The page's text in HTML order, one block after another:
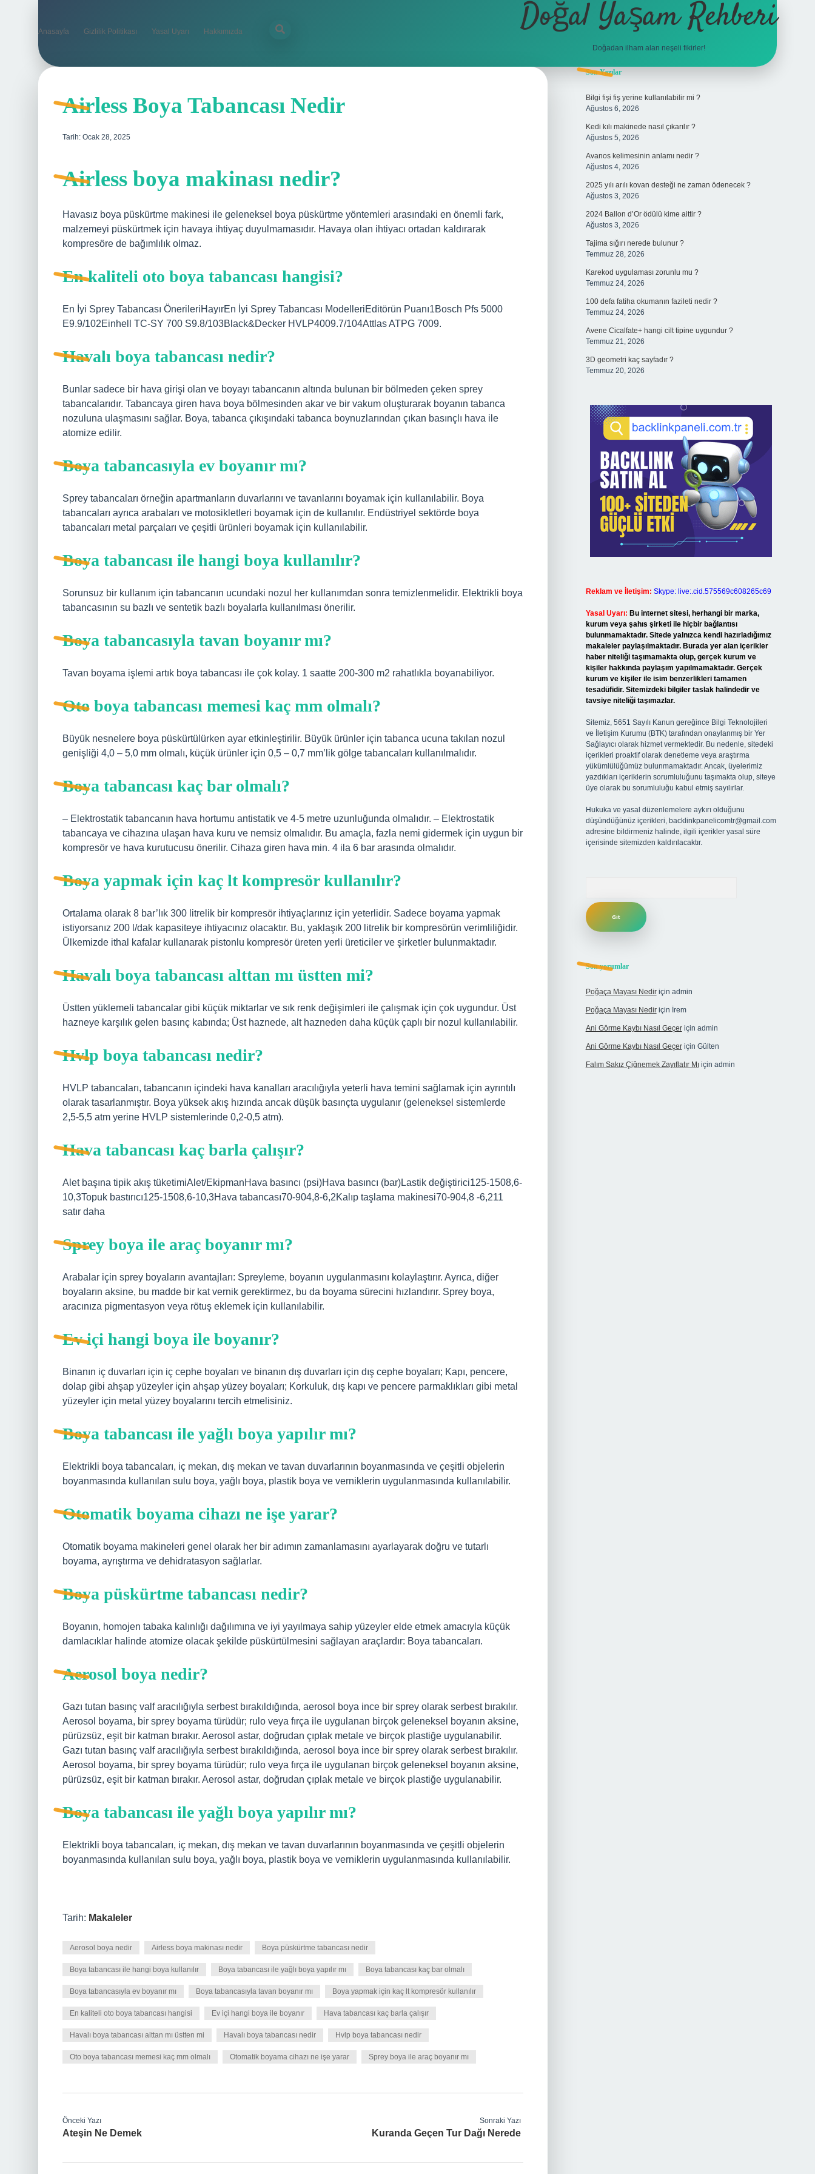
Anasayfa Gizlilik Politikası Yasal Uyarı Hakkımızda Doğal Yaşam Rehberi
Doğadan ilham alan neşeli fikirler!
Airless Boya Tabancası Nedir
Tarih: Ocak 28, 2025
Airless boya makinası nedir?
Havasız boya püskürtme makinesi ile geleneksel boya püskürtme yöntemleri arasındaki en önemli fark,
malzemeyi püskürtmek için havaya ihtiyaç duyulmamasıdır. Havaya olan ihtiyacı ortadan kaldırarak
kompresöre de bağımlılık olmaz.
En kaliteli oto boya tabancası hangisi?
En İyi Sprey Tabancası ÖnerileriHayırEn İyi Sprey Tabancası ModelleriEditörün Puanı1Bosch Pfs 5000
E9.9/102Einhell TC-SY 700 S9.8/103Black&Decker HVLP4009.7/104Attlas ATPG 7009.
Havalı boya tabancası nedir?
Bunlar sadece bir hava girişi olan ve boyayı tabancanın altında bulunan bir bölmeden çeken sprey
tabancalarıdır. Tabancaya giren hava boya bölmesinden akar ve bir vakum oluşturarak boyanın tabanca
nozuluna ulaşmasını sağlar. Boya, tabanca çıkışındaki tabanca boynuzlarından çıkan basınçlı hava ile
atomize edilir.
Boya tabancasıyla ev boyanır mı?
Sprey tabancaları örneğin apartmanların duvarlarını ve tavanlarını boyamak için kullanılabilir. Boya
tabancaları ayrıca arabaları ve motosikletleri boyamak için de kullanılır. Endüstriyel sektörde boya
tabancaları metal parçaları ve çeşitli ürünleri boyamak için kullanılabilir.
Boya tabancası ile hangi boya kullanılır?
Sorunsuz bir kullanım için tabancanın ucundaki nozul her kullanımdan sonra temizlenmelidir. Elektrikli boya
tabancasının su bazlı ve sentetik bazlı boyalarla kullanılması önerilir.
Boya tabancasıyla tavan boyanır mı?
Tavan boyama işlemi artık boya tabancası ile çok kolay. 1 saatte 200-300 m2 rahatlıkla boyanabiliyor.
Oto boya tabancası memesi kaç mm olmalı?
Büyük nesnelere boya püskürtülürken ayar etkinleştirilir. Büyük ürünler için tabanca ucuna takılan nozul
genişliği 4,0 – 5,0 mm olmalı, küçük ürünler için 0,5 – 0,7 mm’lik gölge tabancaları kullanılmalıdır.
Boya tabancası kaç bar olmalı?
– Elektrostatik tabancanın hava hortumu antistatik ve 4-5 metre uzunluğunda olmalıdır. – Elektrostatik
tabancaya ve cihazına ulaşan hava kuru ve nemsiz olmalıdır. Bu amaçla, fazla nemi gidermek için uygun bir
kompresör ve hava kurutucusu önerilir. Cihaza giren hava min. 4 ila 6 bar arasında olmalıdır.
Boya yapmak için kaç lt kompresör kullanılır?
Ortalama olarak 8 bar’lık 300 litrelik bir kompresör ihtiyaçlarınız için yeterlidir. Sadece boyama yapmak
istiyorsanız 200 l/dak kapasiteye ihtiyacınız olacaktır. Bu, yaklaşık 200 litrelik bir kompresörün verimliliğidir.
Ülkemizde ithal kafalar kullanarak pistonlu kompresör üreten yerli üreticiler ve şirketler bulunmaktadır.
Havalı boya tabancası alttan mı üstten mi?
Üstten yüklemeli tabancalar gibi küçük miktarlar ve sık renk değişimleri ile çalışmak için çok uygundur. Üst
hazneye karşılık gelen basınç kabında; Üst haznede, alt hazneden daha küçük çaplı bir nozul kullanılabilir.
Hvlp boya tabancası nedir?
HVLP tabancaları, tabancanın içindeki hava kanalları aracılığıyla yeterli hava temini sağlamak için ayrıntılı
olarak tasarlanmıştır. Boya yüksek akış hızında ancak düşük basınçta uygulanır (geleneksel sistemlerde
2,5-5,5 atm yerine HVLP sistemlerinde 0,2-0,5 atm).
Hava tabancası kaç barla çalışır?
Alet başına tipik akış tüketimiAlet/EkipmanHava basıncı (psi)Hava basıncı (bar)Lastik değiştirici125-1508,6-
10,3Topuk bastırıcı125-1508,6-10,3Hava tabancası70-904,8-6,2Kalıp taşlama makinesi70-904,8 -6,211
satır daha
Sprey boya ile araç boyanır mı?
Arabalar için sprey boyaların avantajları: Spreyleme, boyanın uygulanmasını kolaylaştırır. Ayrıca, diğer
boyaların aksine, bu madde bir kat vernik gerektirmez, bu da boyama sürecini hızlandırır. Sprey boya,
aracınıza pigmentasyon veya rötuş eklemek için kullanılabilir.
Ev içi hangi boya ile boyanır?
Binanın iç duvarları için iç cephe boyaları ve binanın dış duvarları için dış cephe boyaları; Kapı, pencere,
dolap gibi ahşap yüzeyler için ahşap yüzey boyaları; Korkuluk, dış kapı ve pencere parmaklıkları gibi metal
yüzeyler için metal yüzey boyalarını tercih etmelisiniz.
Boya tabancası ile yağlı boya yapılır mı?
Elektrikli boya tabancaları, iç mekan, dış mekan ve tavan duvarlarının boyanmasında ve çeşitli objelerin
boyanmasında kullanılan sulu boya, yağlı boya, plastik boya ve verniklerin uygulanmasında kullanılabilir.
Otomatik boyama cihazı ne işe yarar?
Otomatik boyama makineleri genel olarak her bir adımın zamanlamasını ayarlayarak doğru ve tutarlı
boyama, ayrıştırma ve dehidratasyon sağlarlar.
Boya püskürtme tabancası nedir?
Boyanın, homojen tabaka kalınlığı dağılımına ve iyi yayılmaya sahip yüzeyler elde etmek amacıyla küçük
damlacıklar halinde atomize olacak şekilde püskürtülmesini sağlayan araçlardır: Boya tabancaları.
Aerosol boya nedir?
Gazı tutan basınç valf aracılığıyla serbest bırakıldığında, aerosol boya ince bir sprey olarak serbest bırakılır.
Aerosol boyama, bir sprey boyama türüdür; rulo veya fırça ile uygulanan birçok geleneksel boyanın aksine,
pürüzsüz, eşit bir katman bırakır. Aerosol astar, doğrudan çıplak metale ve birçok plastiğe uygulanabilir.
Gazı tutan basınç valf aracılığıyla serbest bırakıldığında, aerosol boya ince bir sprey olarak serbest bırakılır.
Aerosol boyama, bir sprey boyama türüdür; rulo veya fırça ile uygulanan birçok geleneksel boyanın aksine,
pürüzsüz, eşit bir katman bırakır. Aerosol astar, doğrudan çıplak metale ve birçok plastiğe uygulanabilir.
Boya tabancası ile yağlı boya yapılır mı?
Elektrikli boya tabancaları, iç mekan, dış mekan ve tavan duvarlarının boyanmasında ve çeşitli objelerin
boyanmasında kullanılan sulu boya, yağlı boya, plastik boya ve verniklerin uygulanmasında kullanılabilir.
Tarih: Makaleler
Aerosol boya nedir Airless boya makinası nedir Boya püskürtme tabancası nedir
Boya tabancası ile hangi boya kullanılır Boya tabancası ile yağlı boya yapılır mı Boya tabancası kaç bar olmalı
Boya tabancasıyla ev boyanır mı Boya tabancasıyla tavan boyanır mı Boya yapmak için kaç lt kompresör kullanılır
En kaliteli oto boya tabancası hangisi Ev içi hangi boya ile boyanır Hava tabancası kaç barla çalışır
Havalı boya tabancası alttan mı üstten mi Havalı boya tabancası nedir Hvlp boya tabancası nedir
Oto boya tabancası memesi kaç mm olmalı Otomatik boyama cihazı ne işe yarar Sprey boya ile araç boyanır mı
Önceki Yazı
Ateşin Ne Demek
Sonraki Yazı
Kuranda Geçen Tur Dağı Nerede
Sidebar
Son Yazılar
Bilgi fişi fiş yerine kullanılabilir mi ?
Ağustos 6, 2026
Kedi kılı makinede nasıl çıkarılır ?
Ağustos 5, 2026
Avanos kelimesinin anlamı nedir ?
Ağustos 4, 2026
2025 yılı arılı kovan desteği ne zaman ödenecek ?
Ağustos 3, 2026
2024 Ballon d’Or ödülü kime aittir ?
Ağustos 3, 2026
Tajima sığırı nerede bulunur ?
Temmuz 28, 2026
Karekod uygulaması zorunlu mu ?
Temmuz 24, 2026
100 defa fatiha okumanın fazileti nedir ?
Temmuz 24, 2026
Avene Cicalfate+ hangi cilt tipine uygundur ?
Temmuz 21, 2026
3D geometri kaç sayfadır ?
Temmuz 20, 2026
Reklam ve İletişim: Skype: live:.cid.575569c608265c69
Yasal Uyarı: Bu internet sitesi, herhangi bir marka,
kurum veya şahıs şirketi ile hiçbir bağlantısı
bulunmamaktadır. Sitede yalnızca kendi hazırladığımız
makaleler paylaşılmaktadır. Burada yer alan içerikler
haber niteliği taşımamakta olup, gerçek kurum ve
kişiler hakkında paylaşım yapılmamaktadır. Gerçek
kurum ve kişiler ile isim benzerlikleri tamamen
tesadüfidir. Sitemizdeki bilgiler taslak halindedir ve
tavsiye niteliği taşımazlar.
Sitemiz, 5651 Sayılı Kanun gereğince Bilgi Teknolojileri
ve İletişim Kurumu (BTK) tarafından onaylanmış bir Yer
Sağlayıcı olarak hizmet vermektedir. Bu nedenle, sitedeki
içerikleri proaktif olarak denetleme veya araştırma
yükümlülüğümüz bulunmamaktadır. Ancak, üyelerimiz
yazdıkları içeriklerin sorumluluğunu taşımakta olup, siteye
üye olarak bu sorumluluğu kabul etmiş sayılırlar.
Hukuka ve yasal düzenlemelere aykırı olduğunu
düşündüğünüz içerikleri, backlinkpanelicomtr@gmail.com
adresine bildirmeniz halinde, ilgili içerikler yasal süre
içerisinde sitemizden kaldırılacaktır.
Son yorumlar
Poğaça Mayası Nediriçin admin
Poğaça Mayası Nediriçin İrem
Ani Görme Kaybı Nasıl Geçeriçin admin
Ani Görme Kaybı Nasıl Geçeriçin Gülten
Falım Sakız Çiğnemek Zayıflatır Mıiçin admin